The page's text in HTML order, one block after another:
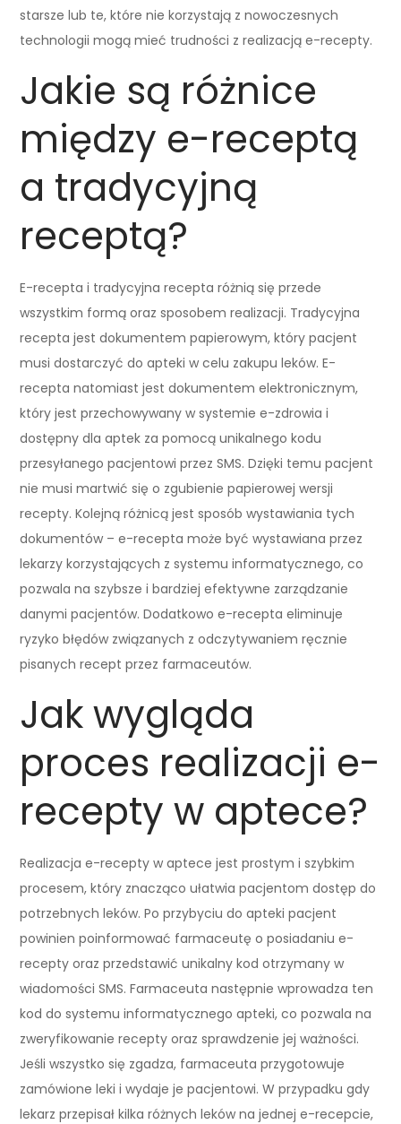
starsze lub te, które nie korzystają z nowoczesnych
technologii mogą mieć trudności z realizacją e-recepty.
Jakie są różnice
między e-receptą
a tradycyjną
receptą?
E-recepta i tradycyjna recepta różnią się przede
wszystkim formą oraz sposobem realizacji. Tradycyjna
recepta jest dokumentem papierowym, który pacjent
musi dostarczyć do apteki w celu zakupu leków. E-
recepta natomiast jest dokumentem elektronicznym,
który jest przechowywany w systemie e-zdrowia i
dostępny dla aptek za pomocą unikalnego kodu
przesyłanego pacjentowi przez SMS. Dzięki temu pacjent
nie musi martwić się o zgubienie papierowej wersji
recepty. Kolejną różnicą jest sposób wystawiania tych
dokumentów – e-recepta może być wystawiana przez
lekarzy korzystających z systemu informatycznego, co
pozwala na szybsze i bardziej efektywne zarządzanie
danymi pacjentów. Dodatkowo e-recepta eliminuje
ryzyko błędów związanych z odczytywaniem ręcznie
pisanych recept przez farmaceutów.
Jak wygląda
proces realizacji e-
recepty w aptece?
Realizacja e-recepty w aptece jest prostym i szybkim
procesem, który znacząco ułatwia pacjentom dostęp do
potrzebnych leków. Po przybyciu do apteki pacjent
powinien poinformować farmaceutę o posiadaniu e-
recepty oraz przedstawić unikalny kod otrzymany w
wiadomości SMS. Farmaceuta następnie wprowadza ten
kod do systemu informatycznego apteki, co pozwala na
zweryfikowanie recepty oraz sprawdzenie jej ważności.
Jeśli wszystko się zgadza, farmaceuta przygotowuje
zamówione leki i wydaje je pacjentowi. W przypadku gdy
lekarz przepisał kilka różnych leków na jednej e-recepcie,